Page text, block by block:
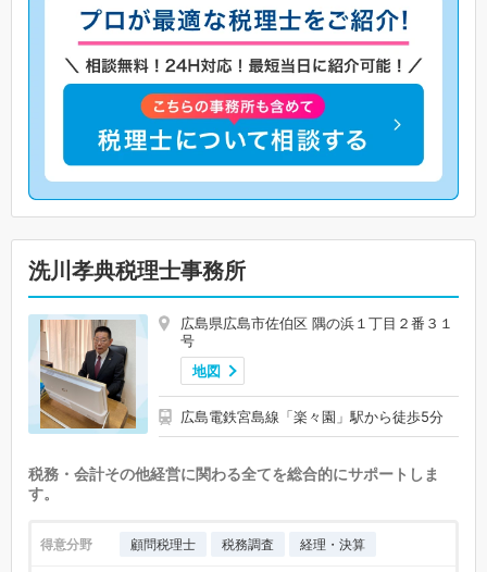
洗川孝典税理士事務所
広島県広島市佐伯区 隅の浜１丁目２番３１
号
地図
広島電鉄宮島線「楽々園」駅から徒歩5分
税務・会計その他経営に関わる全てを総合的にサポートしま
す。
得意分野 顧問税理士 税務調査 経理・決算